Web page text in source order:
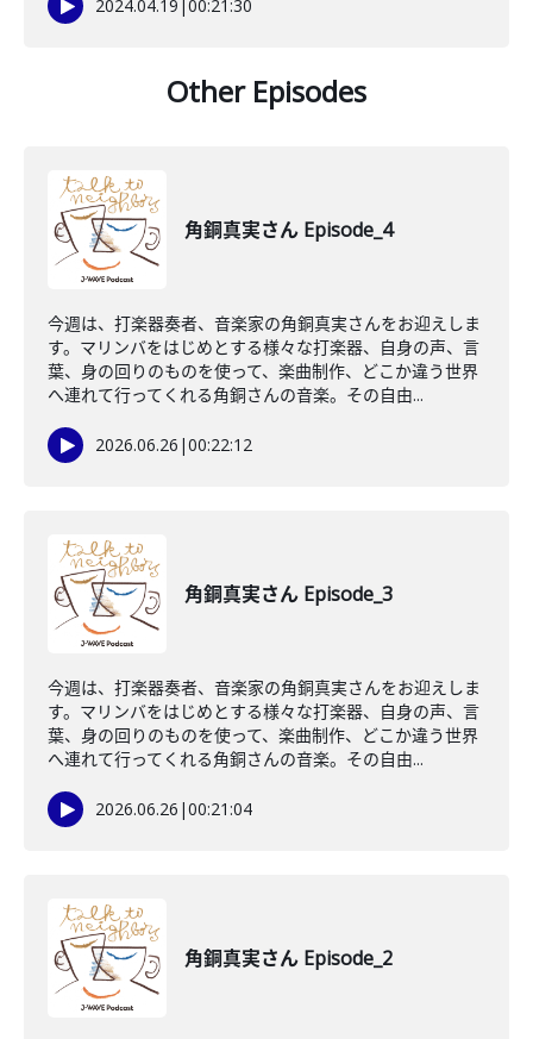
2024.04.19 |00:21:30
Other Episodes
角銅真実さん Episode_4
今週は、打楽器奏者、音楽家の角銅真実さんをお迎えしま
す。マリンバをはじめとする様々な打楽器、自身の声、言
葉、身の回りのものを使って、楽曲制作、どこか違う世界
へ連れて行ってくれる角銅さんの音楽。その自由...
2026.06.26 |00:22:12
角銅真実さん Episode_3
今週は、打楽器奏者、音楽家の角銅真実さんをお迎えしま
す。マリンバをはじめとする様々な打楽器、自身の声、言
葉、身の回りのものを使って、楽曲制作、どこか違う世界
へ連れて行ってくれる角銅さんの音楽。その自由...
2026.06.26 |00:21:04
角銅真実さん Episode_2